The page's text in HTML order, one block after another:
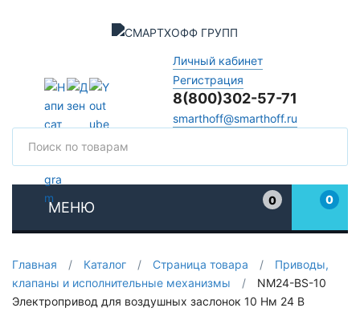
Личный кабинет
Регистрация
8(800)302-57-71
smarthoff@smarthoff.ru
МЕНЮ
0
0
Главная / Каталог / Страница товара /
Приводы,
клапаны и исполнительные механизмы
/
NM24-BS-10
Электропривод для воздушных заслонок 10 Нм 24 В